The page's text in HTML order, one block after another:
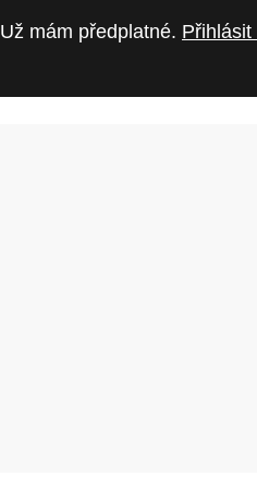
Už mám předplatné. Přihlásit